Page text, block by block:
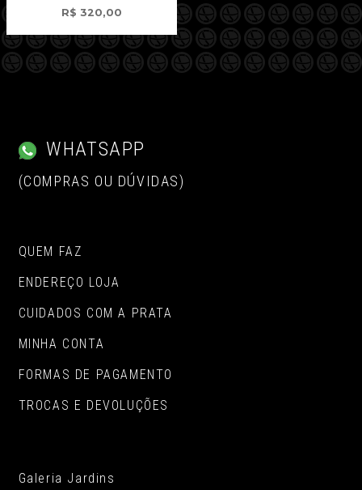
R$ 320,00
WHATSAPP
(COMPRAS OU DÚVIDAS)
QUEM FAZ
ENDEREÇO LOJA
CUIDADOS COM A PRATA
MINHA CONTA
FORMAS DE PAGAMENTO
TROCAS E DEVOLUÇÕES
Galeria Jardins